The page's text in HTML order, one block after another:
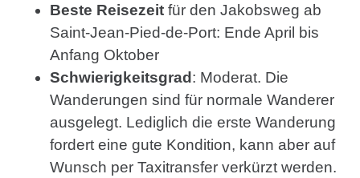
Beste Reisezeit für den Jakobsweg ab
Saint-Jean-Pied-de-Port: Ende April bis
Anfang Oktober
Schwierigkeitsgrad : Moderat. Die
Wanderungen sind für normale Wanderer
ausgelegt. Lediglich die erste Wanderung
fordert eine gute Kondition, kann aber auf
Wunsch per Taxitransfer verkürzt werden.